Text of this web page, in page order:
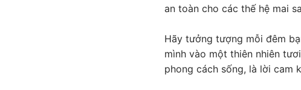
an toàn cho các thế hệ mai
Hãy tưởng tượng mỗi đêm
mình vào một thiên nhiên
phong cách sống, là lời cam